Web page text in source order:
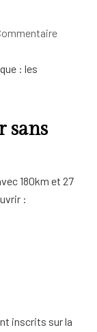
: les
sans
180km et 27
:
inscrits sur la